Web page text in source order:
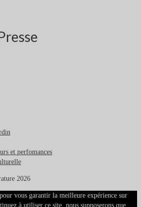
et perfomances
2026
vous garantir la meilleure expérience sur
à utiliser ce site, nous supposerons que